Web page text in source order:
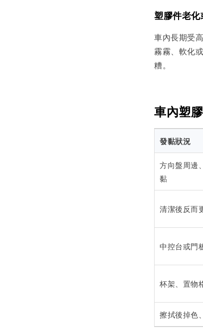
塑膠件老
車內長期受
霧霧、軟化
糟。
車內塑
發黏狀況
方向盤周邊
黏
清潔後反而
中控台或門
杯架、置物
擦拭後掉色